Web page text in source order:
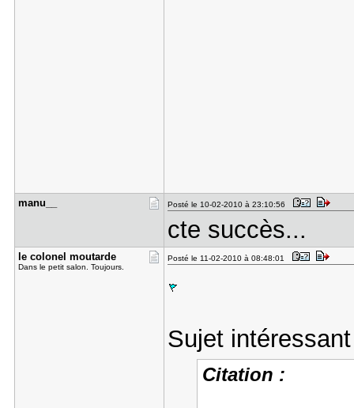
manu__ Posté le 10-02-2010 à 23:10:56
cte succès...
le colonel​ moutarde
Dans le petit salon. Toujours.
Posté le 11-02-2010 à 08:48:01
Sujet
Citation :